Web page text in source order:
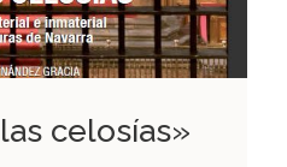
celosías»